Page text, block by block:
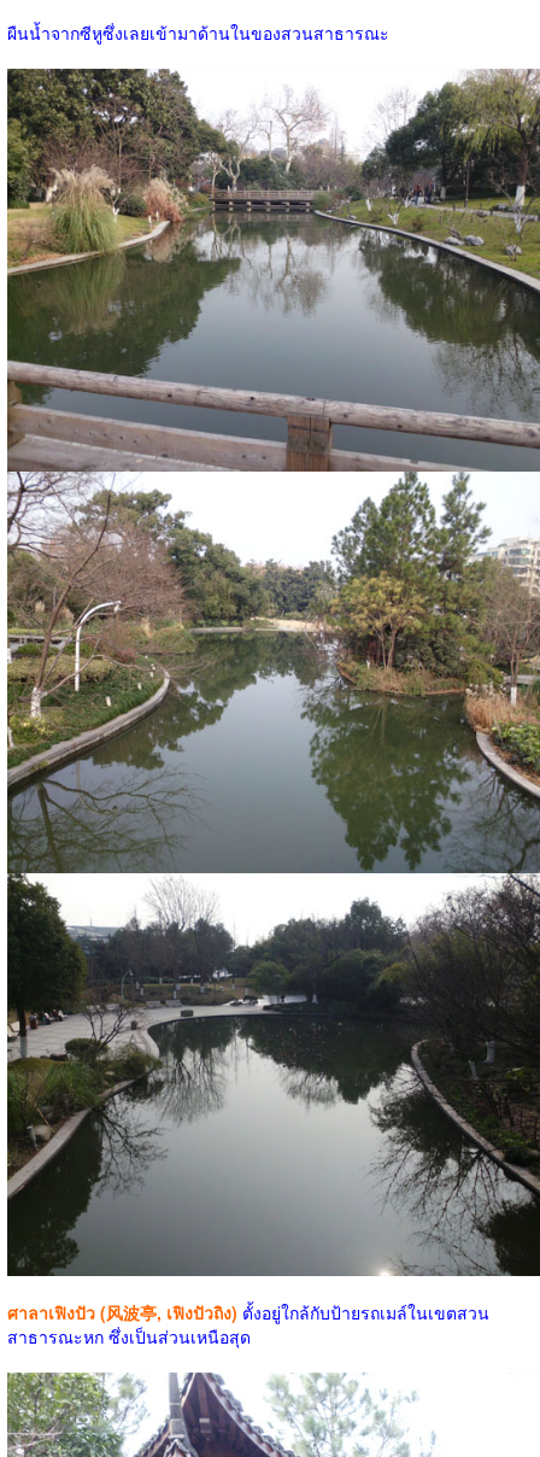
ผืนน้ำจากซีหูซึ่งเลยเข้ามาด้านในของสวนสาธารณะ
ศาลาเฟิงปัว (风波亭, เฟิงปัวถิง) ตั้งอยู่ใกล้กับป้ายรถเมล์ในเขตสวน
สาธารณะหก ซึ่งเป็นส่วนเหนือสุด